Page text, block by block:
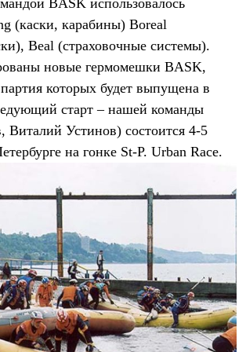
BASK использовалось
(каски, карабины) Boreal
Beal (страховочные системы).
новые гермомешки BASK,
которых будет выпущена в
старт – нашей команды
Виталий Устинов) состоится 4-5
на гонке St-P. Urban Race.